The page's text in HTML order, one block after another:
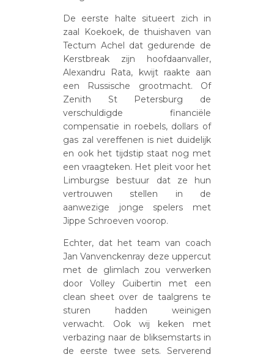
De eerste halte situeert zich in
zaal Koekoek, de thuishaven van
Tectum Achel dat gedurende de
Kerstbreak zijn hoofdaanvaller,
Alexandru Rata, kwijt raakte aan
een Russische grootmacht. Of
Zenith St Petersburg de
verschuldigde financiële
compensatie in roebels, dollars of
gas zal vereffenen is niet duidelijk
en ook het tijdstip staat nog met
een vraagteken. Het pleit voor het
Limburgse bestuur dat ze hun
vertrouwen stellen in de
aanwezige jonge spelers met
Jippe Schroeven voorop.
Echter, dat het team van coach
Jan Vanvenckenray deze uppercut
met de glimlach zou verwerken
door Volley Guibertin met een
clean sheet over de taalgrens te
sturen hadden weinigen
verwacht. Ook wij keken met
verbazing naar de bliksemstarts in
de eerste twee sets. Serverend